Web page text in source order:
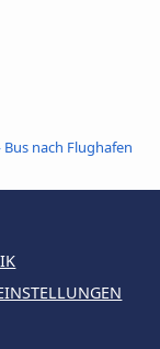
Bus nach Flughafen